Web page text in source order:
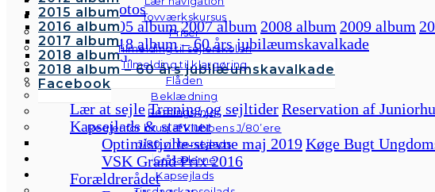
Tovværkskursus
Priser
Tilmelding til sejlerskolen
Tilmelding til klargøring
Flåden
Beklædning
Retningslinjer
Regler for brug af klubbens J/80’ere
J/80 vintersejlads
Gråsælerne
Kapsejlads
2015 album
2016 album
2017 album
2018 album
2018 album – 60 års jubilæumskavalkade
Facebook
Andre fotos
2005 album2007 album 2008 album 2009 album
2018 album – 60 års jubilæumskavalkade
Facebook
Ungdom
Lær at sejleTræning og sejltiderReservation af
Kapsejlads & stævner
Optimistjolle-stævne maj 2019Køge Bugt
VSK Grand Prix 2016
Forældrerådet